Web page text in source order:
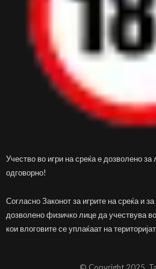
Учество во игри на среќа е дозволено за
одговорно!
Согласно Законот за игрите на среќа и
дозволено физичко лице да учествува
кои влоговите се уплаќаат на